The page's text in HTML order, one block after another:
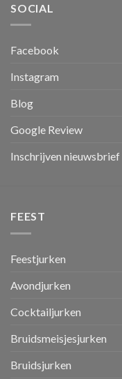
SOCIAL
Facebook
Instagram
Blog
Google Review
Inschrijven nieuwsbrief
FEEST
Feestjurken
Avondjurken
Cocktailjurken
Bruidsmeisjesjurken
Bruidsjurken